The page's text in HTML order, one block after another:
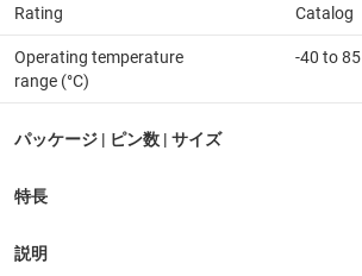
Rating Catalog
Operating temperature
range (°C)
-40 to 85